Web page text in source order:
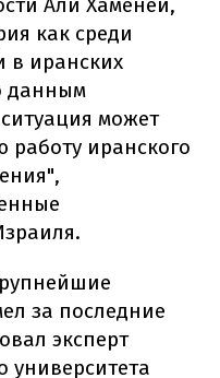
как среди
в иранских
данным
может
иранского
за последние
эксперт
университета